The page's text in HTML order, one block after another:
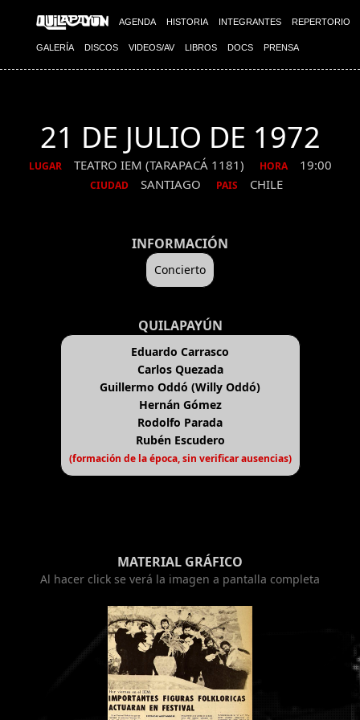
AGENDA HISTORIA INTEGRANTES REPERTORIO
GALERÍA DISCOS VIDEOS/AV LIBROS DOCS PRENSA
21 DE JULIO DE 1972
LUGAR TEATRO IEM (TARAPACÁ 1181) HORA 19:00
CIUDAD SANTIAGO PAIS CHILE
INFORMACIÓN
Concierto
QUILAPAYÚN
Eduardo Carrasco
Carlos Quezada
Guillermo Oddó (Willy Oddó)
Hernán Gómez
Rodolfo Parada
Rubén Escudero
(formación de la época, sin verificar ausencias)
MATERIAL GRÁFICO
Al hacer click se verá la imagen a pantalla completa